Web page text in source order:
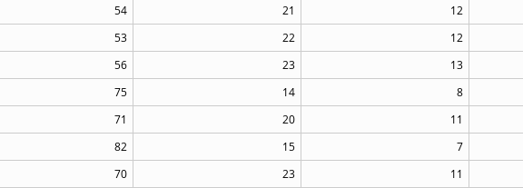
54 21 12
53 22 12
56 23 13
75 14 8
71 20 11
82 15 7
70 23 11